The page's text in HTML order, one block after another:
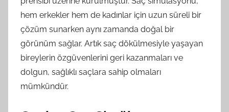
hem erkekler hem de kadınlar için uzun süreli bir
çözüm sunarken aynı zamanda doğal bir
görünüm sağlar. Artık saç dökülmesiyle yaşayan
bireylerin özgüvenlerini geri kazanmaları ve
dolgun, sağlıklı saçlara sahip olmaları
mümkündür.